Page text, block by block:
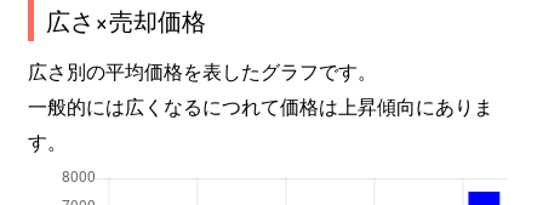
広さ×売却価格
広さ別の平均価格を表したグラフです。
一般的には広くなるにつれて価格は上昇傾向にありま
す。